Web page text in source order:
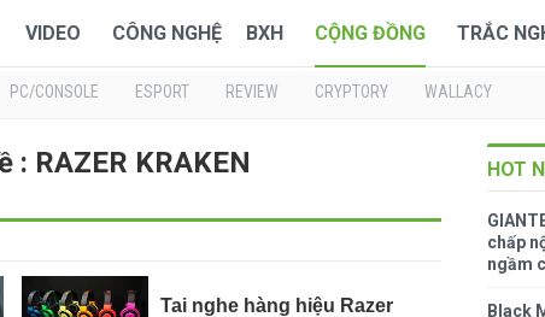
VIDEO CÔNG NGHỆ BXH CỘNG ĐỒNG TRẮC
PC/CONSOLE ESPORT REVIEW CRYPTORY WALLACY
: RAZER KRAKEN
Tai nghe hàng hiệu Razer
HOT
chấp
ngầm
Black